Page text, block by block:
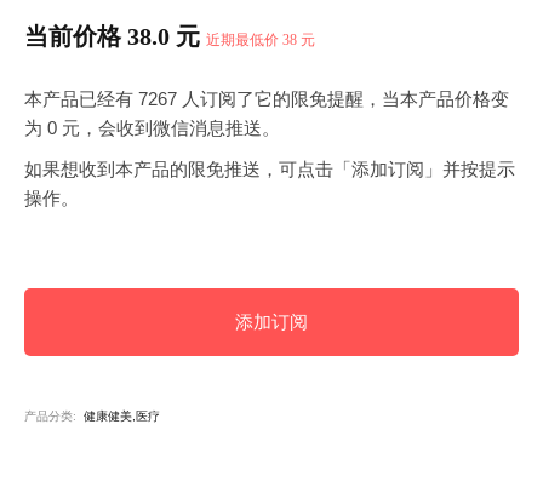
当前价格 38.0 元 近期最低价 38 元
本产品已经有 7267 人订阅了它的限免提醒，当本产品价格变
为 0 元，会收到微信消息推送。
如果想收到本产品的限免推送，可点击「添加订阅」并按提示
操作。
添加订阅
产品分类: 健康健美,医疗